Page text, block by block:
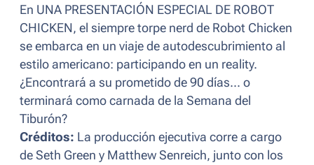
En UNA PRESENTACIÓN ESPECIAL DE ROBOT
CHICKEN, el siempre torpe nerd de Robot Chicken
se embarca en un viaje de autodescubrimiento al
estilo americano: participando en un reality.
¿Encontrará a su prometido de 90 días... o
terminará como carnada de la Semana del
Tiburón?
Créditos: La producción ejecutiva corre a cargo
de Seth Green y Matthew Senreich, junto con los